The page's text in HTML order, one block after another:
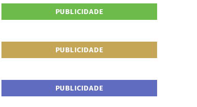
PUBLICIDADE
PUBLICIDADE
PUBLICIDADE